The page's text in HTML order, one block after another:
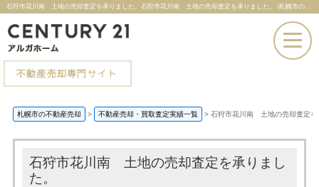
石狩市花川南 土地の売却査定を承りました。石狩市花川南 土地の売却査定を承りました。 |札幌市の不動産売却ならセンチュリー21アルガホーム
札幌市の不動産売却 > 不動産売却・買取査定実績一覧 > 石狩市花川南 土地の売却査定を
石狩市花川南 土地の売却査定を承りまし
た。